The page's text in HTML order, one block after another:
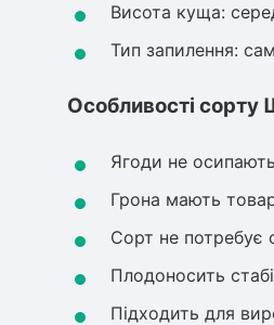
Висота куща:
Тип запилення:
Особливості сорту
Ягоди не
Грона мають
Сорт не потребує
Плодоносить
Підходить для